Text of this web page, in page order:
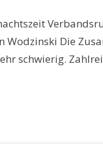
Wodzinski Die
schwierig.